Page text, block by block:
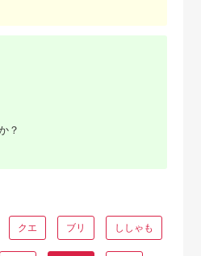
？
クエ ブリ ししゃも